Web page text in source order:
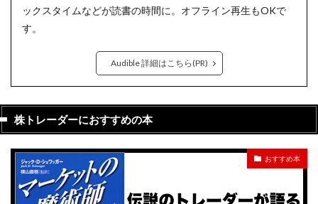
ックスタイムなどが読書の時間に。オフライン再生もOKで
す。
Audible 詳細はこちら(PR)
株トレーダーにおすすめの本
おすすめ本